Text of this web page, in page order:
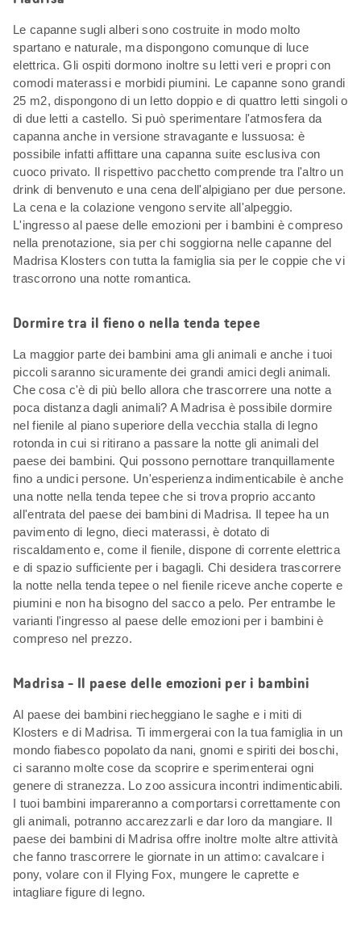
Le capanne sugli alberi sono costruite in modo molto
spartano e naturale, ma dispongono comunque di luce
elettrica. Gli ospiti dormono inoltre su letti veri e propri con
comodi materassi e morbidi piumini. Le capanne sono grandi
25 m2, dispongono di un letto doppio e di quattro letti singoli o
di due letti a castello. Si può sperimentare l'atmosfera da
capanna anche in versione stravagante e lussuosa: è
possibile infatti affittare una capanna suite esclusiva con
cuoco privato. Il rispettivo pacchetto comprende tra l'altro un
drink di benvenuto e una cena dell'alpigiano per due persone.
La cena e la colazione vengono servite all'alpeggio.
L'ingresso al paese delle emozioni per i bambini è compreso
nella prenotazione, sia per chi soggiorna nelle capanne del
Madrisa Klosters con tutta la famiglia sia per le coppie che vi
trascorrono una notte romantica.
Dormire tra il fieno o nella tenda tepee
La maggior parte dei bambini ama gli animali e anche i tuoi
piccoli saranno sicuramente dei grandi amici degli animali.
Che cosa c'è di più bello allora che trascorrere una notte a
poca distanza dagli animali? A Madrisa è possibile dormire
nel fienile al piano superiore della vecchia stalla di legno
rotonda in cui si ritirano a passare la notte gli animali del
paese dei bambini. Qui possono pernottare tranquillamente
fino a undici persone. Un'esperienza indimenticabile è anche
una notte nella tenda tepee che si trova proprio accanto
all'entrata del paese dei bambini di Madrisa. Il tepee ha un
pavimento di legno, dieci materassi, è dotato di
riscaldamento e, come il fienile, dispone di corrente elettrica
e di spazio sufficiente per i bagagli. Chi desidera trascorrere
la notte nella tenda tepee o nel fienile riceve anche coperte e
piumini e non ha bisogno del sacco a pelo. Per entrambe le
varianti l'ingresso al paese delle emozioni per i bambini è
compreso nel prezzo.
Madrisa - Il paese delle emozioni per i bambini
Al paese dei bambini riecheggiano le saghe e i miti di
Klosters e di Madrisa. Ti immergerai con la tua famiglia in un
mondo fiabesco popolato da nani, gnomi e spiriti dei boschi,
ci saranno molte cose da scoprire e sperimenterai ogni
genere di stranezza. Lo zoo assicura incontri indimenticabili.
I tuoi bambini impareranno a comportarsi correttamente con
gli animali, potranno accarezzarli e dar loro da mangiare. Il
paese dei bambini di Madrisa offre inoltre molte altre attività
che fanno trascorrere le giornate in un attimo: cavalcare i
pony, volare con il Flying Fox, mungere le caprette e
intagliare figure di legno.